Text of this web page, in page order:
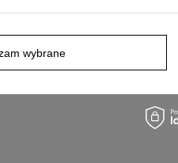
warto odkładać długopis do etui
luzem z przedmiotami, które
się zużyje, wymieniaj go na
produktu. Mechanizm
wybrane